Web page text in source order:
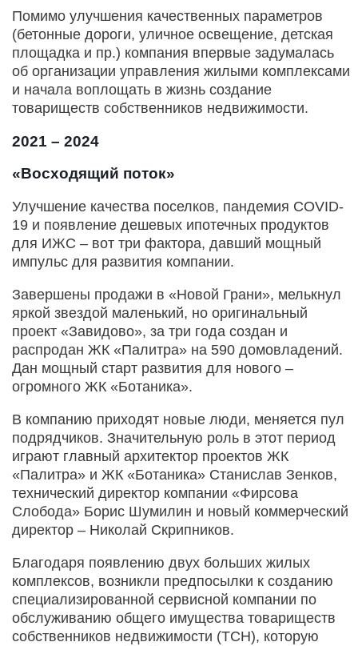
Помимо улучшения качественных параметров
(бетонные дороги, уличное освещение, детская
площадка и пр.) компания впервые задумалась
об организации управления жилыми комплексами
и начала воплощать в жизнь создание
товариществ собственников недвижимости.
2021 – 2024
«Восходящий поток»
Улучшение качества поселков, пандемия COVID-
19 и появление дешевых ипотечных продуктов
для ИЖС – вот три фактора, давший мощный
импульс для развития компании.
Завершены продажи в «Новой Грани», мелькнул
яркой звездой маленький, но оригинальный
проект «Завидово», за три года создан и
распродан ЖК «Палитра» на 590 домовладений.
Дан мощный старт развития для нового –
огромного ЖК «Ботаника».
В компанию приходят новые люди, меняется пул
подрядчиков. Значительную роль в этот период
играют главный архитектор проектов ЖК
«Палитра» и ЖК «Ботаника» Станислав Зенков,
технический директор компании «Фирсова
Слобода» Борис Шумилин и новый коммерческий
директор – Николай Скрипников.
Благодаря появлению двух больших жилых
комплексов, возникли предпосылки к созданию
специализированной сервисной компании по
обслуживанию общего имущества товариществ
собственников недвижимости (ТСН), которую